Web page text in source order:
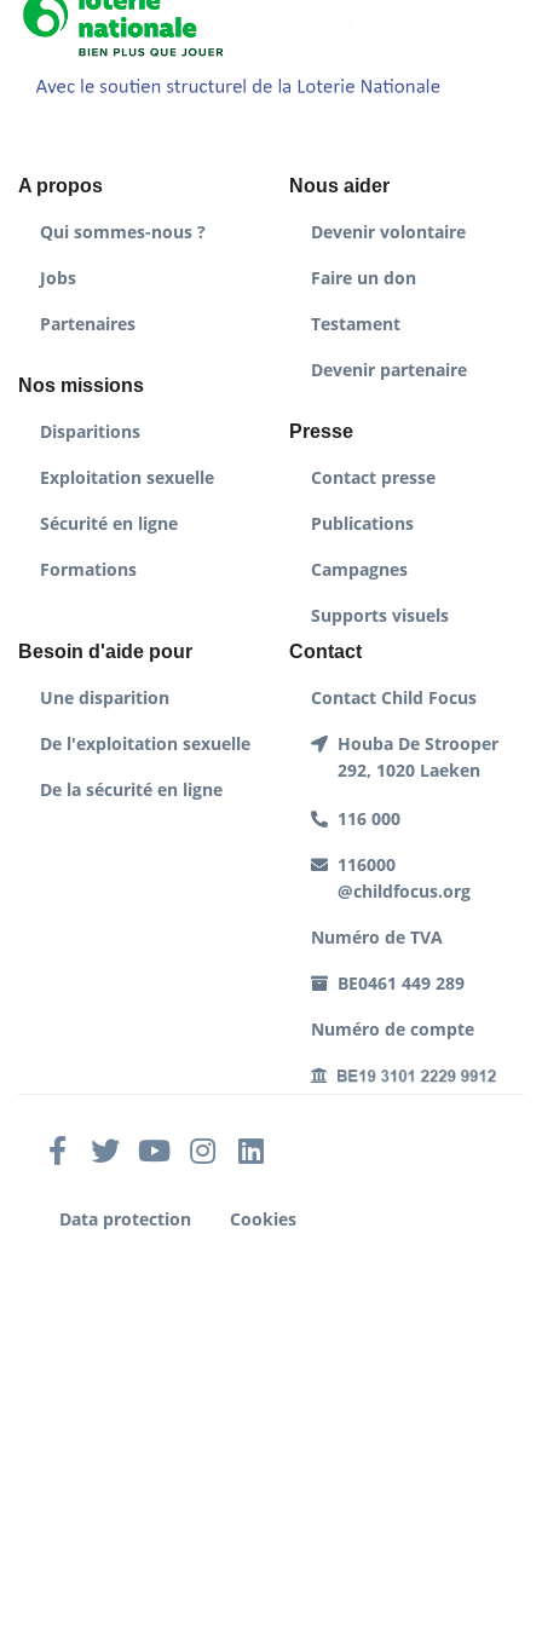
A propos
Qui sommes-nous ?
Jobs
Partenaires
Nos missions
Disparitions
Exploitation sexuelle
Sécurité en ligne
Formations
Nous aider
Devenir volontaire
Faire un don
Testament
Devenir partenaire
Presse
Contact presse
Publications
Campagnes
Supports visuels
Besoin d'aide pour
Une disparition
De l'exploitation sexuelle
De la sécurité en ligne
Contact
Contact Child Focus
Houba De Strooper
292, 1020 Laeken
116 000
116000
@childfocus.org
Numéro de TVA
BE0461 449 289
Numéro de compte
Data protection Cookies